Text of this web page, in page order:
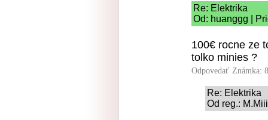
Re: Elektrika
Od: huanggg |
100€ rocne ze
tolko minies ?
Odpovedať Známka:
Re: Elektrika
Od reg.: